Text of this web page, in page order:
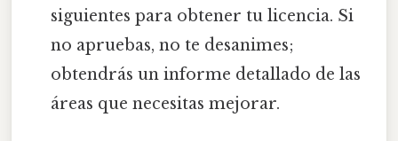
siguientes para obtener tu licencia. Si
no apruebas, no te desanimes;
obtendrás un informe detallado de las
áreas que necesitas mejorar.